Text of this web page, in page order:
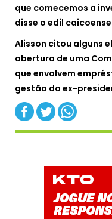
que comecemos a
disse o edil
Alisson citou alguns
abertura de uma
que envolvem
gestão do ex-